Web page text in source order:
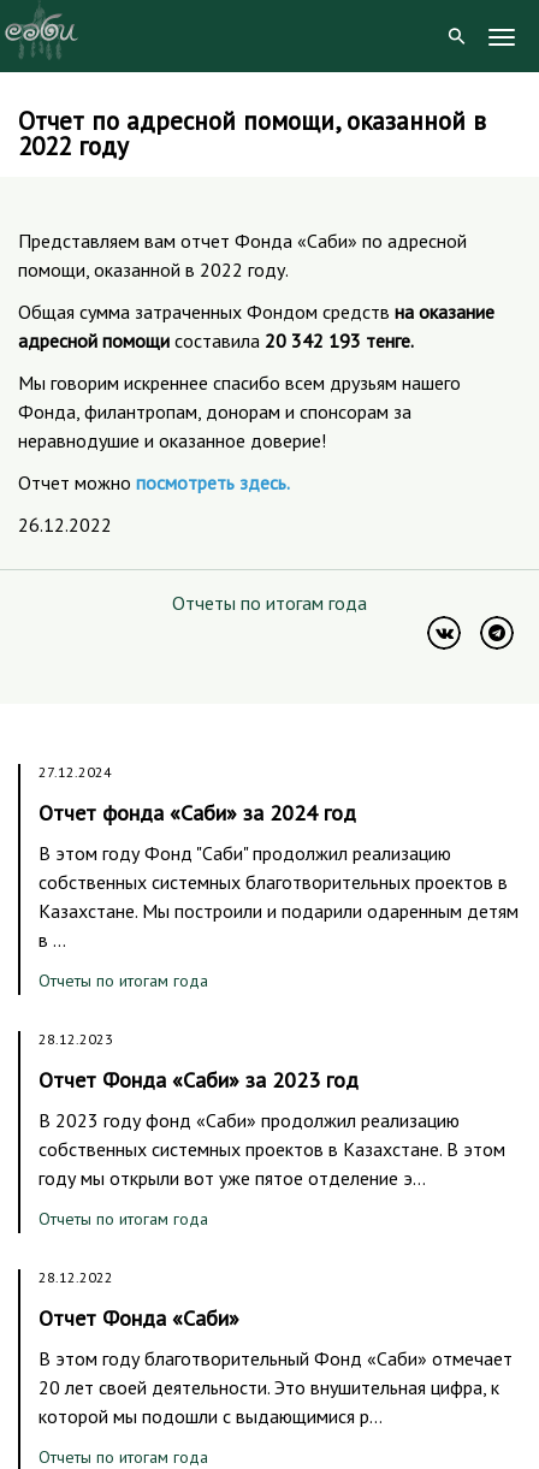
SkipОтчет по адресной помощи, оказанной в
2022 году
Представляем вам отчет Фонда «Саби» по адресной
помощи, оказанной в 2022 году.
Общая сумма затраченных Фондом средств на оказание
адресной помощи составила 20 342 193 тенге.
Мы говорим искреннее спасибо всем друзьям нашего
Фонда, филантропам, донорам и спонсорам за
неравнодушие и оказанное доверие!
Отчет можно посмотреть здесь.
26.12.2022
Отчеты по итогам года
27.12.2024
Отчет фонда «Саби» за 2024 год
В этом году Фонд "Саби" продолжил реализацию
собственных системных благотворительных проектов в
Казахстане. Мы построили и подарили одаренным детям
в …
Отчеты по итогам года
28.12.2023
Отчет Фонда «Саби» за 2023 год
В 2023 году фонд «Саби» продолжил реализацию
собственных системных проектов в Казахстане. В этом
году мы открыли вот уже пятое отделение э…
Отчеты по итогам года
28.12.2022
Отчет Фонда «Саби»
В этом году благотворительный Фонд «Саби» отмечает
20 лет своей деятельности. Это внушительная цифра, к
которой мы подошли с выдающимися р…
Отчеты по итогам года